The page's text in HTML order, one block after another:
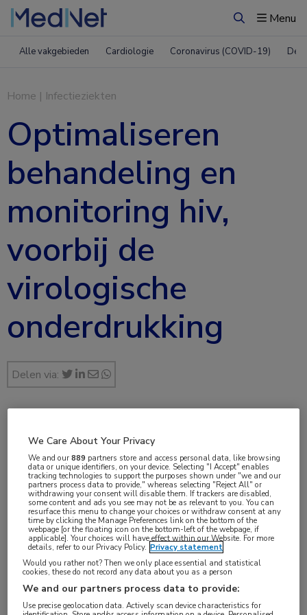
ZoekenMenu
Alle vakgebieden Cardiologie Coronavirus (COVID-19)
Home | Infectieziekten
Optimaliseren
behandeling en
monitoring hiv,
voorbij de
virologische
onderdrukking
Delen via:
Dr. Patrick Oomen
Vakgebieden:
Infectieziekten
Aandachtsgebieden:
HIV
We Care About Your Privacy
We and our889 partners store and access personal data, like browsing
data or unique identifiers, on your device. Selecting "I Accept" enables
tracking technologies to support the purposes shown under "we and our
partners process data to provide," whereas selecting "Reject All" or
withdrawing your consent will disable them. If trackers are disabled,
some content and ads you see may not be as relevant to you. You can
resurface this menu to change your choices or withdraw consent at any
time by clicking the Manage Preferences link on the bottom of the
webpage [or the floating icon on the bottom-left of the webpage, if
applicable]. Your choices will have effect within our Website. For more
details, refer to our Privacy Policy. Privacy statement
Would you rather not? Then we only place essential and statistical
cookies, these do not record any data about you as a person
We and our partners process data to provide:
Use precise geolocation data. Actively scan device characteristics for